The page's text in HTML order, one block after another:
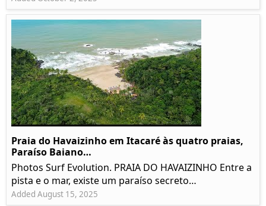
Praia do Havaizinho em Itacaré às quatro praias,
Paraíso Baiano…
Photos Surf Evolution. PRAIA DO HAVAIZINHO Entre a
pista e o mar, existe um paraíso secreto…
Added August 15, 2025